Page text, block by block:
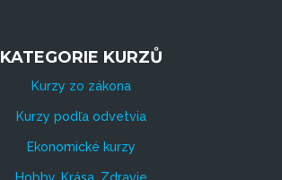
KATEGORIE KURZŮ
Kurzy zo zákona
Kurzy podľa odvetvia
Ekonomické kurzy
Hobby, Krása, Zdravie